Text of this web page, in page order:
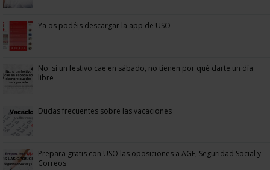
Ya os podéis descargar la app de USO
No: si un festivo cae en sábado, no tienen por qué darte un día
libre
Dudas frecuentes sobre las vacaciones
Prepara gratis con USO las oposiciones a AGE, Seguridad Social y
Correos